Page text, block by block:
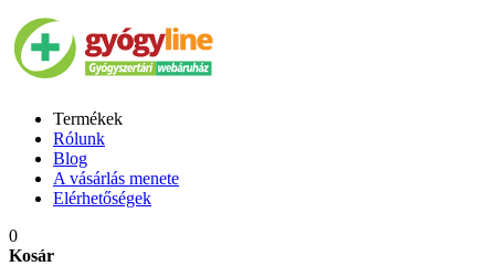
Termékek
Rólunk
Blog
A vásárlás menete
Elérhetőségek
0
Kosár